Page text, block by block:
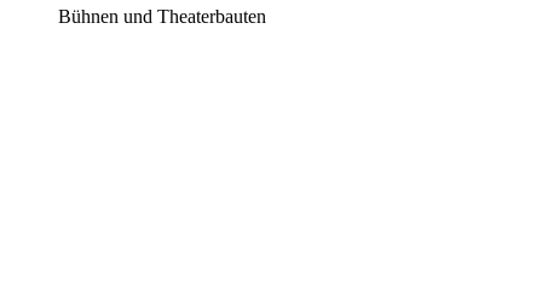
Bühnen und Theaterbauten